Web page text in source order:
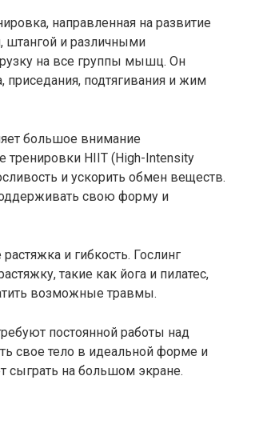
направленная на развитие
штангой и различными
на все группы мышц. Он
подтягивания и жим
большое внимание
тренировки HIIT (High-Intensity
и ускорить обмен веществ.
свою форму и
и гибкость. Гослинг
такие как йога и пилатес,
возможные травмы.
постоянной работы над
свое тело в идеальной форме и
на большом экране.